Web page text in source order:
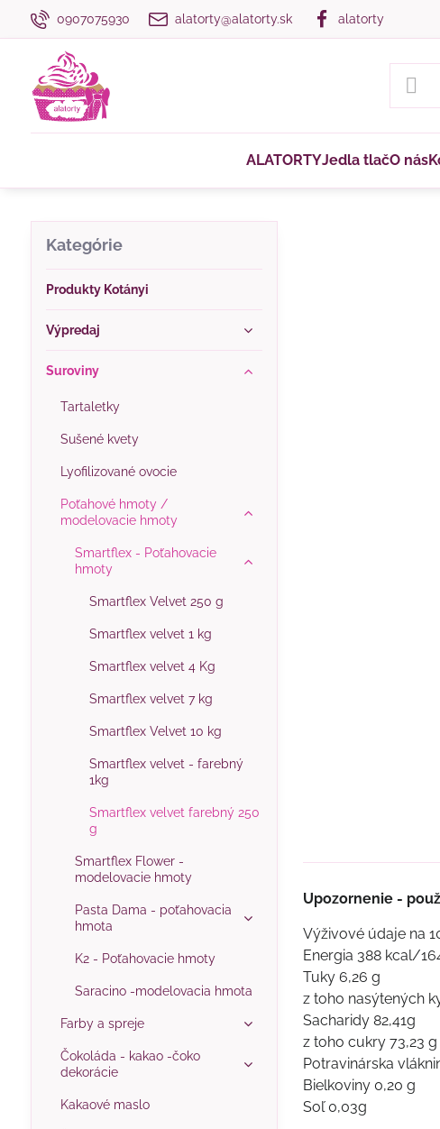
0907075930 alatorty@alatorty.sk alatorty
ALATORTYJedla tlačO nás
Upozornenie -
Výživové údaje na
Energia 388 kcal/
Tuky 6,26 g
z toho nasýtených
Sacharidy 82,41g
z toho cukry 73,23 g
Potravinárska
Bielkoviny 0,20 g
Soľ 0,03g
Kategórie
Produkty Kotányi
Výpredaj
Suroviny
Tartaletky
Sušené kvety
Lyofilizované ovocie
Poťahové hmoty /
modelovacie hmoty
Smartflex - Poťahovacie
hmoty
Smartflex Velvet 250 g
Smartflex velvet 1 kg
Smartflex velvet 4 Kg
Smartflex velvet 7 kg
Smartflex Velvet 10 kg
Smartflex velvet - farebný
1kg
Smartflex velvet farebný 250
g
Smartflex Flower -
modelovacie hmoty
Pasta Dama - poťahovacia
hmota
K2 - Poťahovacie hmoty
Saracino -modelovacia hmota
Farby a spreje
Čokoláda - kakao -čoko
dekorácie
Kakaové maslo